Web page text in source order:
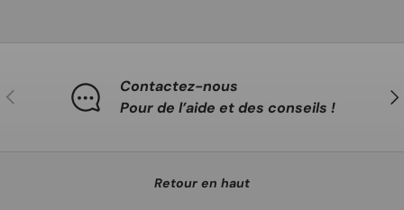
Précédent
Contactez-nous
Pour de l’aide et des conseils !
Retour en haut